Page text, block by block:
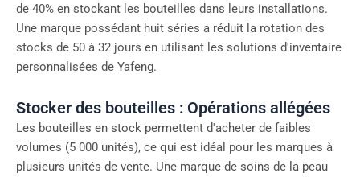
de 40% en stockant les bouteilles dans leurs installations.
Une marque possédant huit séries a réduit la rotation des
stocks de 50 à 32 jours en utilisant les solutions d'inventaire
personnalisées de Yafeng.
Stocker des bouteilles : Opérations allégées
Les bouteilles en stock permettent d'acheter de faibles
volumes (5 000 unités), ce qui est idéal pour les marques à
plusieurs unités de vente. Une marque de soins de la peau